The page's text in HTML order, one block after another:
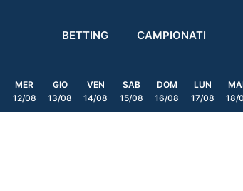
BETTING CAMPIONATI
MER
12/08
GIO
13/08
VEN
14/08
SAB
15/08
DOM
16/08
LUN
17/08
MAR
18/